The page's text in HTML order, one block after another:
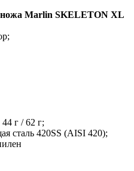
ножа Marlin SKELETON XL
г / 62 г;
сталь 420SS (AISI 420);